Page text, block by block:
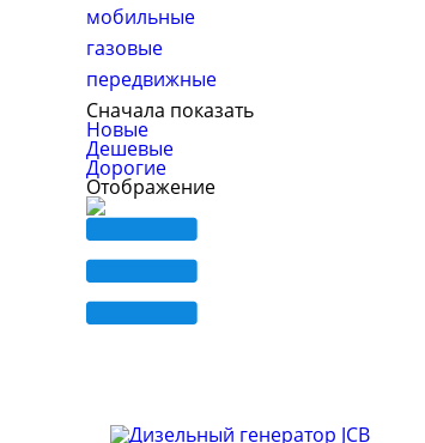
мобильные
газовые
передвижные
Сначала показать
Новые
Дешевые
Дорогие
Отображение